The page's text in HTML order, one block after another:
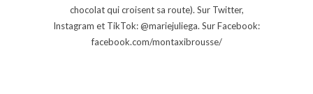
chocolat qui croisent sa route). Sur Twitter,
Instagram et TikTok: @mariejuliega. Sur Facebook:
facebook.com/montaxibrousse/